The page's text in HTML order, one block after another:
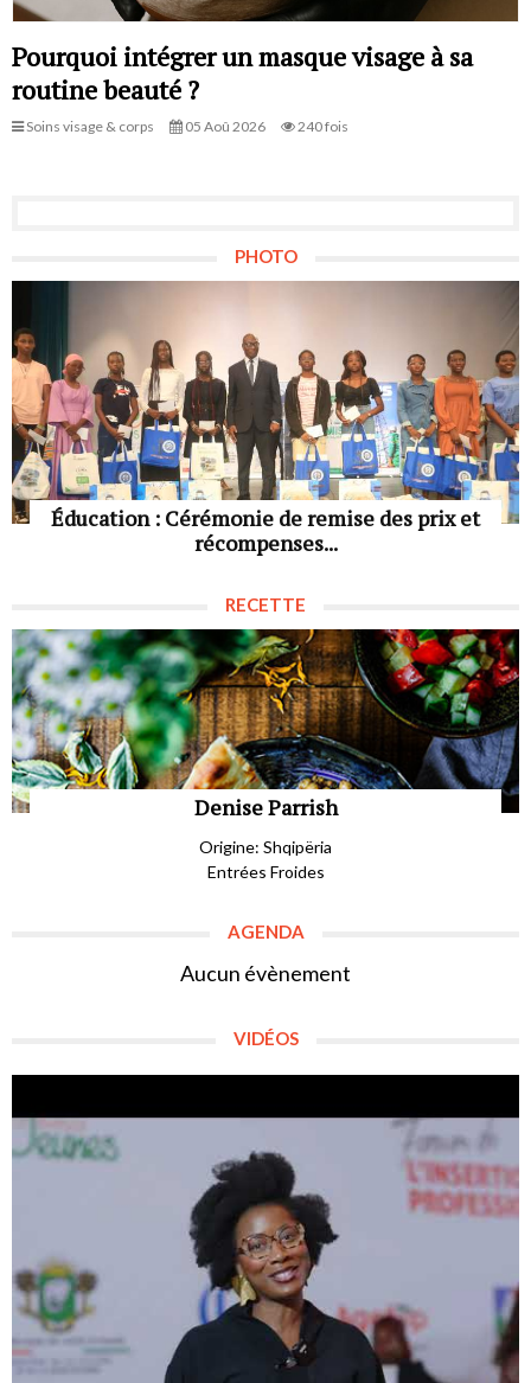
Pourquoi intégrer un masque visage à sa
routine beauté ?
Soins visage & corps 05 Aoû 2026 240 fois
PHOTO
Éducation : Cérémonie de remise des prix et
récompenses...
RECETTE
Denise Parrish
Origine: Shqipëria
Entrées Froides
AGENDA
Aucun évènement
VIDÉOS